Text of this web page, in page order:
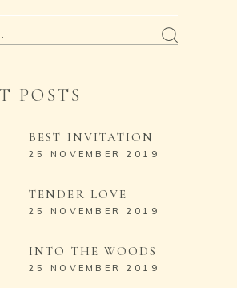
POSTS
BEST INVITATION
25 NOVEMBER 2019
TENDER LOVE
25 NOVEMBER 2019
INTO THE WOODS
25 NOVEMBER 2019